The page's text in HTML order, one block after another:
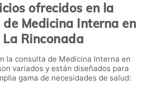
ofrecidos en la
Medicina Interna en
La Rinconada
la consulta de Medicina Interna en
variados y están diseñados para
gama de necesidades de salud: